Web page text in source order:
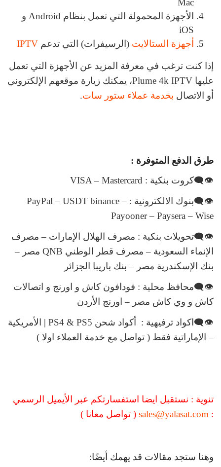
Mac
الأجهزة المحمولة التي تعمل بنظام Android و
iOS
أجهزة الستالايت (الرسيفرات) التي تدعم IPTV
إذا كنت ترغب في معرفة المزيد عن الأجهزة التي تعمل
عليها Plume 4k IPTV، يمكنك زيارة موقعهم الإلكتروني
أو الاتصال بخدمة عملاء ستور سات.
طرق الدفع المتوفرة :
👁‍🗨كروت بنكية : VISA – Mastercard
👁‍🗨بنوك الالكترونية : PayPal – USDT binance –
Payooner – Paysera – Wise
👁‍🗨تحويلات بنكية : مصرف الهلال الإمارات – مصرف
الإنماء السعودية – مصرف قطر الوطني QNB مصر –
بنك الإسكندرية مصر – بنك باريبا الجزائر
👁‍🗨محافظ محلية : فودافون كاش و اورنج و اتصالات
كاش و وي كاش مصر – اورنج الأردن
👁‍🗨اكواد ترفيهية : أكواد شحن PS4 & PS5 | الأمريكية
– الإماراتية فقط ( تواصل مع خدمة العملاء اولا )
تنوية : نستقبل ايضا استفسارتكم عبر الأيميل الرسمي
:
sales@yalasat.com ( تواصل معانا )
وهنا ستجد مقالات قد يهمك أيضًا: